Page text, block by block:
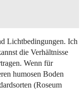
Lichtbedingungen. Ich
die Verhältnisse
Wenn für
humosen Boden
(Roseum